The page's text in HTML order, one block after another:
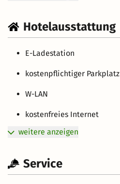
Hotelausstattung
E-Ladestation
kostenpflichtiger Parkplatz
W-LAN
kostenfreies Internet
weitere anzeigen
Service